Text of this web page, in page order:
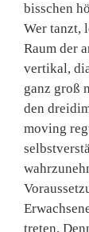
bisschen
Wer tanzt,
Raum der
vertikal,
ganz groß
den
moving
treten.